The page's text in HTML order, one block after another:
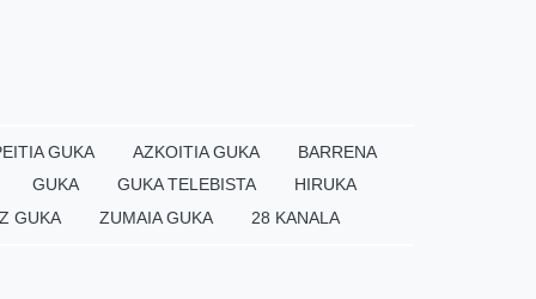
GUKA AZKOITIA GUKA
BARRENA
GUKA
GUKA TELEBISTA
HIRUKA
GUKA
ZUMAIA GUKA 28 KANALA